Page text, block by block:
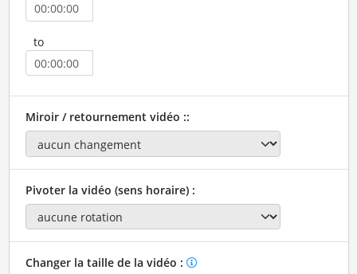
to
Miroir / retournement vidéo ::
Pivoter la vidéo (sens horaire) :
Changer la taille de la vidéo :